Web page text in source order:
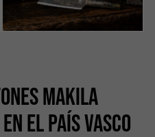
MAKILA
EL PAÍS VASCO